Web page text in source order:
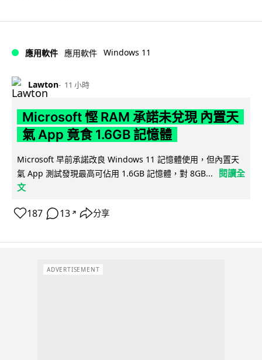
應用軟件 應用軟件 Windows 11
Lawton 11 小時
Microsoft 慳 RAM 承諾未兌現 內置天
氣 App 竟食 1.6GB 記憶體
Microsoft 早前承諾改良 Windows 11 記憶體使用，但內置天
氣 App 測試發現最高可佔用 1.6GB 記憶體，對 8GB...
閱讀全
文
187 13 ↗ 分享
ADVERTISEMENT